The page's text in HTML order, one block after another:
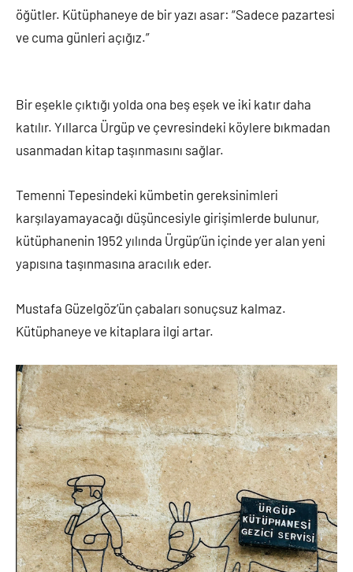
öğütler. Kütüphaneye de bir yazı asar: “Sadece pazartesi
ve cuma günleri açığız.”
Bir eşekle çıktığı yolda ona beş eşek ve iki katır daha
katılır. Yıllarca Ürgüp ve çevresindeki köylere bıkmadan
usanmadan kitap taşınmasını sağlar.
Temenni Tepesindeki kümbetin gereksinimleri
karşılayamayacağı düşüncesiyle girişimlerde bulunur,
kütüphanenin 1952 yılında Ürgüp’ün içinde yer alan yeni
yapısına taşınmasına aracılık eder.
Mustafa Güzelgöz’ün çabaları sonuçsuz kalmaz.
Kütüphaneye ve kitaplara ilgi artar.